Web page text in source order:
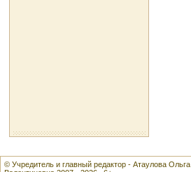
© Учредитель и главный редактор - Атаулова Ольга